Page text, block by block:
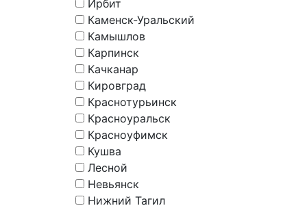
Ирбит
Каменск-Уральский
Камышлов
Карпинск
Качканар
Кировград
Краснотурьинск
Красноуральск
Красноуфимск
Кушва
Лесной
Невьянск
Нижний Тагил